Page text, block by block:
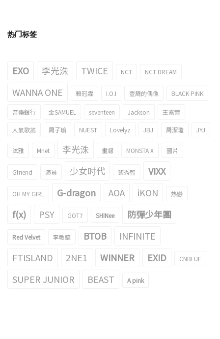
热门标签
EXO 李光洙 TWICE NCT NCT DREAM
WANNA ONE 賴冠霖 I.O.I 壹周的偶像 BLACK PINK
音樂銀行 金SAMUEL seventeen Jackson 王嘉爾
人氣歌謠 周子瑜 NUEST Lovelyz JBJ 周潔瓊 JYJ
泫雅 Mnet 李光洙 畫報 MONSTA X 圖片
Gfriend 演員 少女时代 裴秀智 VIXX
OH MY GIRL G-dragon AOA iKON 熱戀
f(x) PSY GOT7 SHINee 防彈少年團
Red Velvet 李敏鎬 BTOB
INFINITE
FTISLAND
2NE1 WINNER EXID CNBLUE
SUPER JUNIOR BEAST A pink